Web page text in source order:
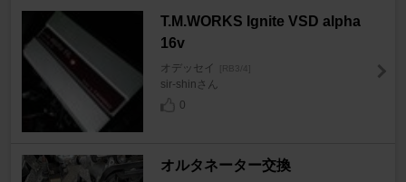
T.M.WORKS Ignite VSD alpha
16v
オデッセイ [RB3/4]
sir-shinさん
0
オルタネーター交換